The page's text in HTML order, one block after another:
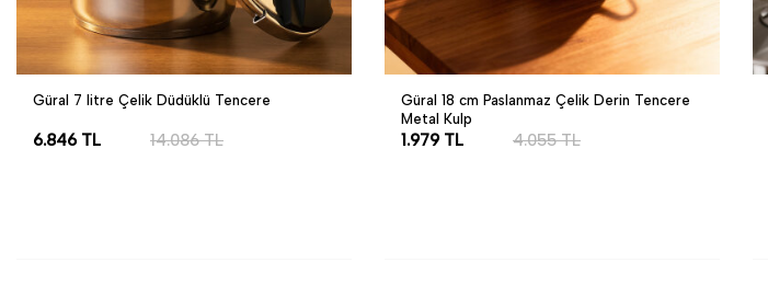
Güral 7 litre Çelik Düdüklü Tencere
6.846 TL 14.086TL
Güral 18 cm Paslanmaz Çelik Derin Tencere
Metal Kulp
1.979TL 4.055TL